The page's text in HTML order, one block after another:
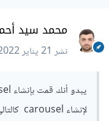
محمد سيد
نشر21 يناير 2022
لإنشاء carousel كالتالي